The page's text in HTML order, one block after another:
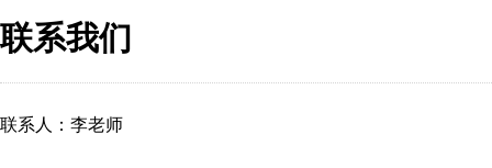
联系我们
联系人：李老师